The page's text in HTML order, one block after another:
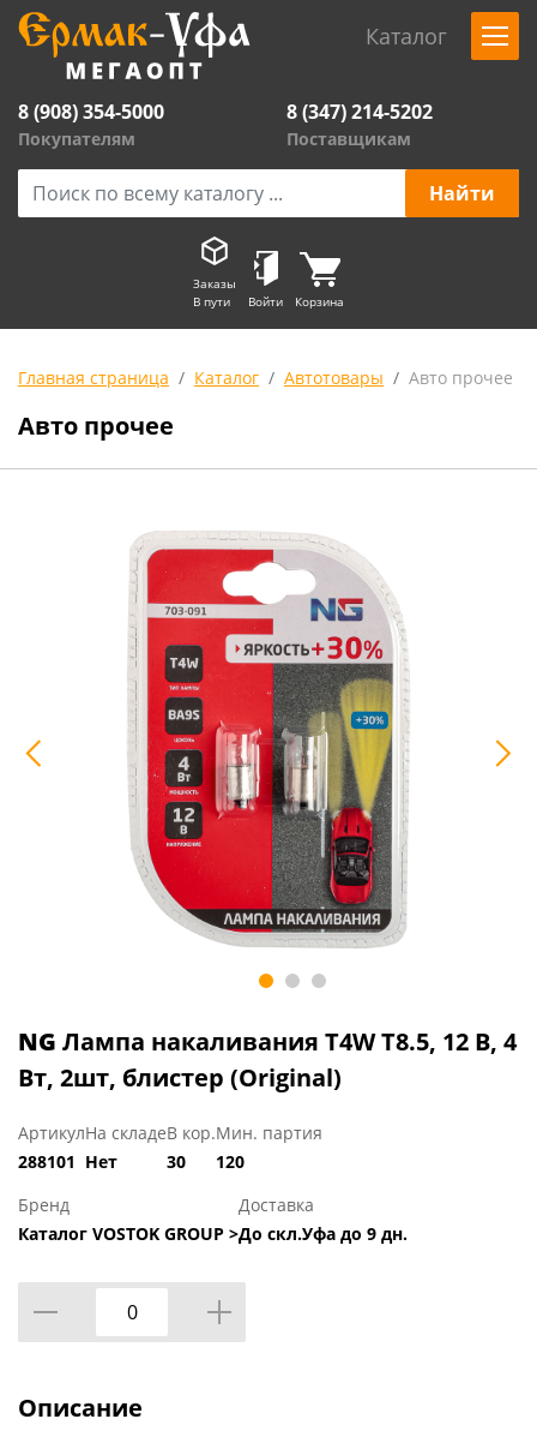
Каталог
8 (908) 354-5000
Покупателям
8 (347) 214-5202
Поставщикам
Заказы
В пути
Войти Корзина
Главная страница Каталог Автотовары Авто прочее
Авто прочее
NG Лампа накаливания T4W T8.5, 12 В, 4
Вт, 2шт, блистер (Original)
Артикул
288101
На складе
Нет
В кор.
30
Мин. партия
120
Бренд
Каталог VOSTOK GROUP >
Доставка
До скл.Уфа до 9 дн.
Описание